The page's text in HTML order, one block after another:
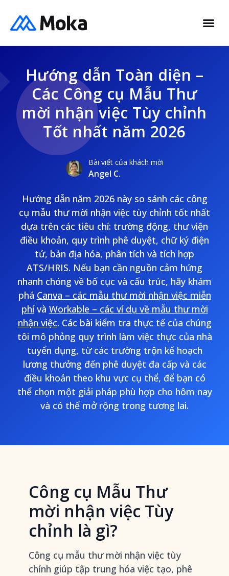
Hướng dẫn Toàn diện –
Các Công cụ Mẫu Thư
mời nhận việc Tùy chỉnh
Tốt nhất năm 2026
Bài viết của khách mời
Angel C.
Hướng dẫn năm 2026 này so sánh các công
cụ mẫu thư mời nhận việc tùy chỉnh tốt nhất
dựa trên các tiêu chí: trường động, thư viện
điều khoản, quy trình phê duyệt, chữ ký điện
tử, bản địa hóa, phân tích và tích hợp
ATS/HRIS. Nếu bạn cần nguồn cảm hứng
nhanh chóng về bố cục và cấu trúc, hãy khám
phá Canva – các mẫu thư mời nhận việc miễn
phívà Workable – các ví dụ về mẫu thư mời
nhận việc. Các bài kiểm tra thực tế của chúng
tôi mô phỏng quy trình làm việc thực của nhà
tuyển dụng, từ các trường trộn kế hoạch
lương thưởng đến phê duyệt đa cấp và các
điều khoản theo khu vực cụ thể, để bạn có
thể chọn một giải pháp phù hợp cho hôm nay
và có thể mở rộng trong tương lai.
Công cụ Mẫu Thư
mời nhận việc Tùy
chỉnh là gì?
Công cụ mẫu thư mời nhận việc tùy
chỉnh giúp tập trung hóa việc tạo, phê